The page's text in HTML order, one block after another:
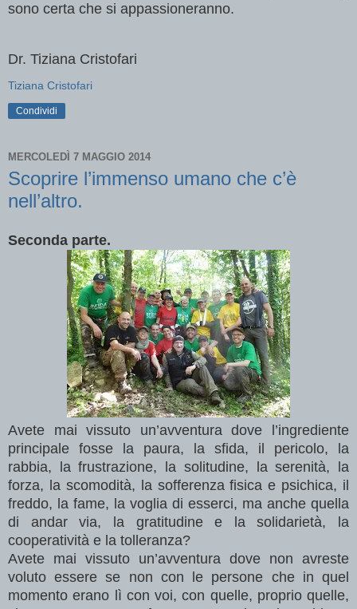
sono certa che si appassioneranno.
Dr. Tiziana Cristofari
Tiziana Cristofari
Condividi
MERCOLEDÌ 7 MAGGIO 2014
Scoprire l’immenso umano che c’è
nell’altro.
Seconda parte.
Avete mai vissuto un’avventura dove l’ingrediente
principale fosse la paura, la sfida, il pericolo, la
rabbia, la frustrazione, la solitudine, la serenità, la
forza, la scomodità, la sofferenza fisica e psichica, il
freddo, la fame, la voglia di esserci, ma anche quella
di andar via, la gratitudine e la solidarietà, la
cooperatività e la tolleranza?
Avete mai vissuto un’avventura dove non avreste
voluto essere se non con le persone che in quel
momento erano lì con voi, con quelle, proprio quelle,